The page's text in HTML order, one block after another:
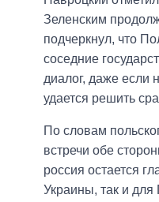
Зеленским
подчеркнул, что
соседние
диалог, даже если
удается решить
По словам
встречи обе
россия остается
Украины, так и